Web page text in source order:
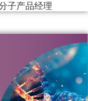
子产品经理